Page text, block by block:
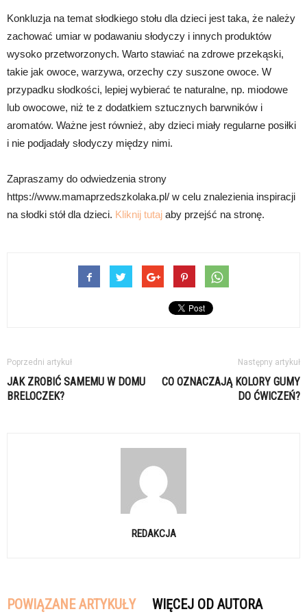
Konkluzja na temat słodkiego stołu dla dzieci jest taka, że należy
zachować umiar w podawaniu słodyczy i innych produktów
wysoko przetworzonych. Warto stawiać na zdrowe przekąski,
takie jak owoce, warzywa, orzechy czy suszone owoce. W
przypadku słodkości, lepiej wybierać te naturalne, np. miodowe
lub owocowe, niż te z dodatkiem sztucznych barwników i
aromatów. Ważne jest również, aby dzieci miały regularne posiłki
i nie podjadały słodyczy między nimi.
Zapraszamy do odwiedzenia strony
https://www.mamaprzedszkolaka.pl/ w celu znalezienia inspiracji
na słodki stół dla dzieci. Kliknij tutaj aby przejść na stronę.
Poprzedni artykuł
JAK ZROBIĆ SAMEMU W DOMU
BRELOCZEK?
Następny artykuł
CO OZNACZAJĄ KOLORY GUMY
DO ĆWICZEŃ?
REDAKCJA
POWIĄZANE ARTYKUŁY WIĘCEJ OD AUTORA